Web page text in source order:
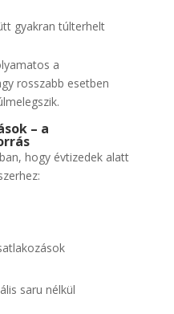
gyakran túlterhelt
a
rosszabb esetben
– a
hogy évtizedek alatt
saru nélkül